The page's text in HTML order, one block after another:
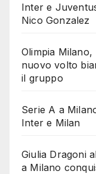
Inter e
Nico Gonzalez
Olimpia
nuovo volto
il gruppo
Serie A a
Inter e Milan
Giulia Dragoni
a Milano